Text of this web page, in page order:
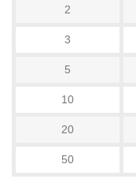
2
3
5
10
20
50